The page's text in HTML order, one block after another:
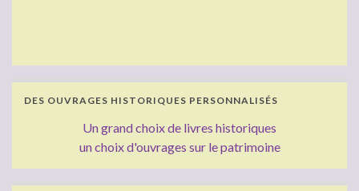
DES OUVRAGES HISTORIQUES PERSONNALISÉS
Un grand choix de livres historiques
un choix d'ouvrages sur le patrimoine